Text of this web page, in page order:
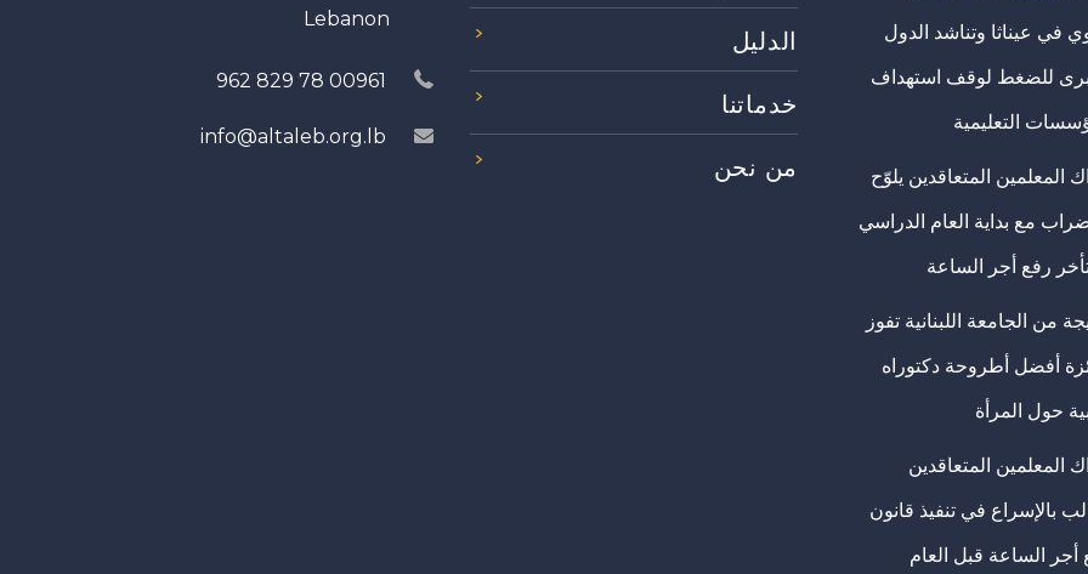
في عيناثا وتناشد الدول
للضغط لوقف استهداف
التعليمية
المعلمين المتعاقدين يلوّح
مع بداية العام الدراسي
تأخر رفع أجر الساعة
من الجامعة اللبنانية تفوز
أفضل أطروحة دكتوراه
حول المرأة
المعلمين المتعاقدين
بالإسراع في تنفيذ قانون
أجر الساعة قبل العام
الدليل
خدماتنا
من نحن
Lebanon
00961 78 829 962
info@altaleb.org.lb